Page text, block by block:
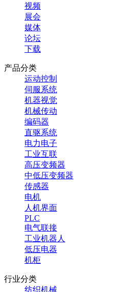
视频
展会
媒体
论坛
下载
产品分类
运动控制
伺服系统
机器视觉
机械传动
编码器
直驱系统
电力电子
工业互联
高压变频器
中低压变频器
传感器
电机
人机界面
PLC
电气联接
工业机器人
低压电器
机柜
行业分类
纺织机械